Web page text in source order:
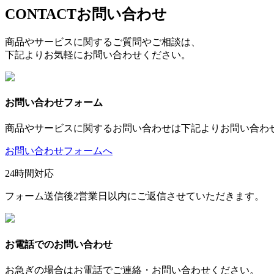
CONTACTお問い合わせ
商品やサービスに関するご質問やご相談は、
下記よりお気軽にお問い合わせください。
お問い合わせフォーム
商品やサービスに関するお問い合わせは下記よりお問い合わ
お問い合わせフォームへ
24時間対応
フォーム送信後2営業日以内にご返信させていただきます。
お電話でのお問い合わせ
お急ぎの場合はお電話でご連絡・お問い合わせください。